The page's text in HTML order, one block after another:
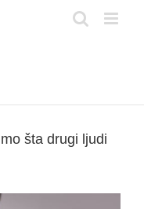
šta drugi ljudi